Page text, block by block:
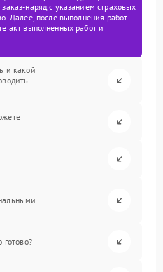
наряд с указанием страховых
Далее, после выполнения работ
акт выполненных работ и
и какой
готово?